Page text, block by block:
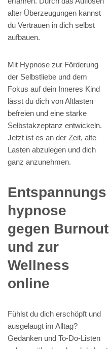
alter Überzeugungen kannst
du Vertrauen in dich selbst
aufbauen.
Mit Hypnose zur Förderung
der Selbstliebe und dem
Fokus auf dein Inneres Kind
lässt du dich von Altlasten
befreien und eine starke
Selbstakzeptanz entwickeln.
Jetzt ist es an der Zeit, alte
Lasten abzulegen und dich
ganz anzunehmen.
Entspannungs
hypnose
gegen Burnout
und zur
Wellness
online
Fühlst du dich erschöpft und
ausgelaugt im Alltag?
Gedanken und To-Do-Listen